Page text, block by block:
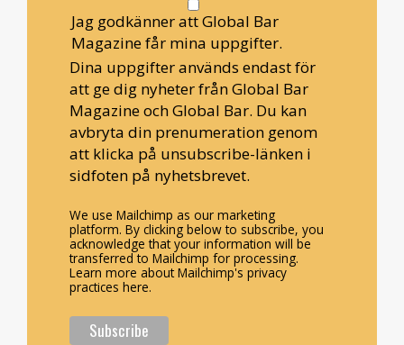
Jag godkänner att Global Bar
Magazine får mina uppgifter.
Dina uppgifter används endast för
att ge dig nyheter från Global Bar
Magazine och Global Bar. Du kan
avbryta din prenumeration genom
att klicka på unsubscribe-länken i
sidfoten på nyhetsbrevet.
We use Mailchimp as our marketing
platform. By clicking below to subscribe, you
acknowledge that your information will be
transferred to Mailchimp for processing.
Learn more about Mailchimp's privacy
practices here.